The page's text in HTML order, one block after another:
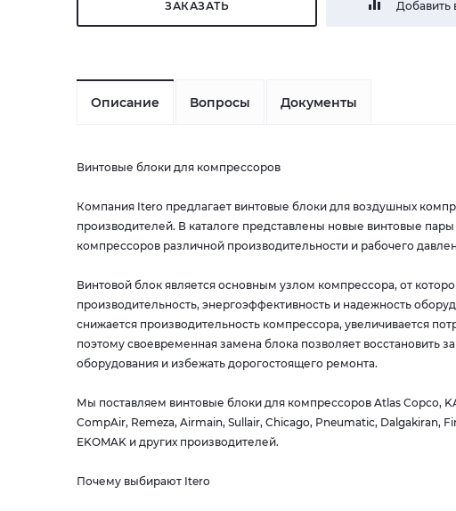
ЗАКАЗАТЬ Добавить
Описание Вопросы Документы
Винтовые блоки для компрессоров
Компания Itero предлагает винтовые блоки для воздушных
производителей. В каталоге представлены новые винтовые
компрессоров различной производительности и рабочего
Винтовой блок является основным узлом компрессора, от
производительность, энергоэффективность и надежность
снижается производительность компрессора, увеличивается
поэтому своевременная замена блока позволяет восстановить
оборудования и избежать дорогостоящего ремонта.
Мы поставляем винтовые блоки для компрессоров Atlas Copco,
CompAir, Remeza, Airmain, Sullair, Chicago, Pneumatic, Dalgakiran,
EKOMAK и других производителей.
Почему выбирают Itero